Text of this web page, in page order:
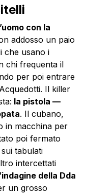
con la
addosso un paio
che usano i
chi frequenta il
per poi entrare
Il killer
la pistola —
. Il cubano,
in macchina per
poi fermato
tabulati
intercettati
della Dda
un grosso